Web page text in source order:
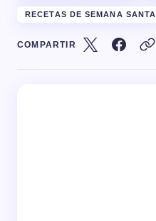
RECETAS DE SEMANA SANTA
COMPARTIR